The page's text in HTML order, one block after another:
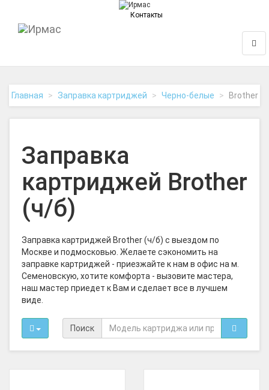
Контакты
Главная Заправка картриджей Черно-белые Brother
Заправка
картриджей Brother
(ч/б)
Заправка картриджей Brother (ч/б) с выездом по
Москве и подмосковью. Желаете сэкономить на
заправке картриджей - приезжайте к нам в офис на м.
Семеновскую, хотите комфорта - вызовите мастера,
наш мастер приедет к Вам и сделает все в лучшем
виде.
Поиск